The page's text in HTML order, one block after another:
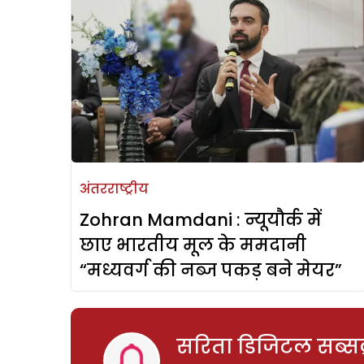
अंतरराष्ट्रीय
Zohran Mamdani : न्यूयौर्क में
छाए भारतीय मूल के ममदानी
“मध्यवर्ग की नब्ज पकड़ बने मेयर”
सरिता डिजिटल